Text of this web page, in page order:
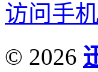
访问手
© 2026